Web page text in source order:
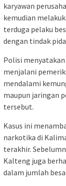
karyawan
kemudian
terduga pelaku
dengan tindak
Polisi
menjalani
mendalami
maupun jaringan
tersebut.
Kasus ini
narkotika di
terakhir.
Kalteng juga
dalam jumlah